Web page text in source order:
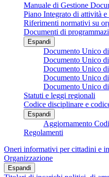
Manuale di Gestione
Piano Integrato di attività
Riferimenti normativi su
Documenti di
Espandi
Documento Unico
Documento Unico
Documento Unico
Documento Unico
Documento Unico
Statuti e leggi regionali
Codice disciplinare e
Espandi
Aggiornamento
Regolamenti
Oneri informativi per cittadini e
Organizzazione
Espandi